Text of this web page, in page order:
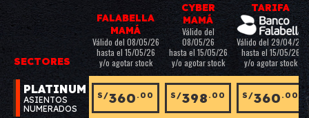
SECTORES
FALABELLA
MAMÁ
Válido del 08/05/26
hasta el 15/05/26
y/o agotar stock
CYBER
MAMÁ
Válido del
08/05/26
hasta el 15/05/26
y/o agotar stock
TARIFA
Válido del 29/04/26
hasta el 15/05/26
y/o agotar stock
PLATINUM
ASIENTOS
NUMERADOS
S/360 .00 S/398 .00 S/360 .00